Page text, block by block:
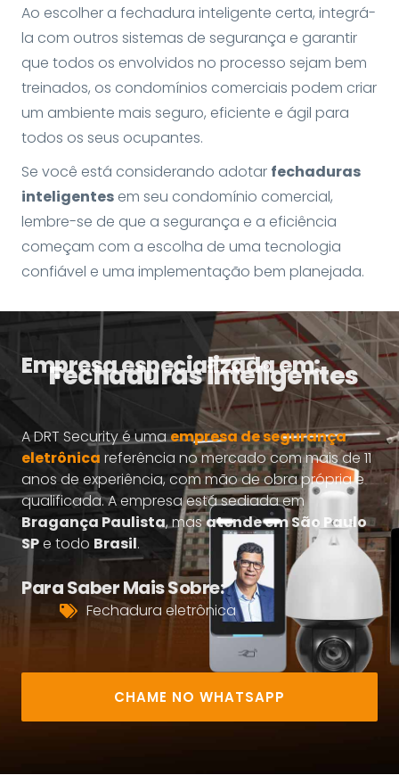
Ao escolher a fechadura inteligente certa, integrá-
la com outros sistemas de segurança e garantir
que todos os envolvidos no processo sejam bem
treinados, os condomínios comerciais podem criar
um ambiente mais seguro, eficiente e ágil para
todos os seus ocupantes.
Se você está considerando adotar fechaduras
inteligentes em seu condomínio comercial,
lembre-se de que a segurança e a eficiência
começam com a escolha de uma tecnologia
confiável e uma implementação bem planejada.
Empresa especializada em:
Fechaduras inteligentes
A DRT Security é umaempresa de segurança
eletrônica referência no mercado com mais de 11
anos de experiência, com mão de obra própria e
qualificada. A empresa está sediada em
Bragança Paulista, masatende em São Paulo
SPe todo Brasil.
Para Saber Mais Sobre:
Fechadura eletrônica
CHAME NO WHATSAPP